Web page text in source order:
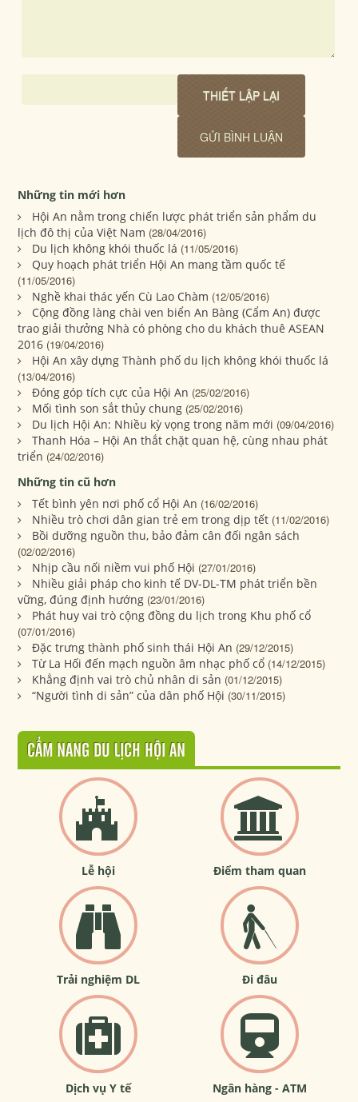
Những tin mới hơn
Hội An nằm trong chiến lược phát triển sản phẩm du
lịch đô thị của Việt Nam (28/04/2016)
Du lịch không khói thuốc lá (11/05/2016)
Quy hoạch phát triển Hội An mang tầm quốc tế
(11/05/2016)
Nghề khai thác yến Cù Lao Chàm (12/05/2016)
Cộng đồng làng chài ven biển An Bàng (Cẩm An) được
trao giải thưởng Nhà có phòng cho du khách thuê ASEAN
2016 (19/04/2016)
Hội An xây dựng Thành phố du lịch không khói thuốc lá
(13/04/2016)
Đóng góp tích cực của Hội An (25/02/2016)
Mối tình son sắt thủy chung (25/02/2016)
Du lịch Hội An: Nhiều kỳ vọng trong năm mới (09/04/2016)
Thanh Hóa – Hội An thắt chặt quan hệ, cùng nhau phát
triển (24/02/2016)
Những tin cũ hơn
Tết bình yên nơi phố cổ Hội An (16/02/2016)
Nhiều trò chơi dân gian trẻ em trong dịp tết (11/02/2016)
Bồi dưỡng nguồn thu, bảo đảm cân đối ngân sách
(02/02/2016)
Nhịp cầu nối niềm vui phố Hội (27/01/2016)
Nhiều giải pháp cho kinh tế DV-DL-TM phát triển bền
vững, đúng định hướng (23/01/2016)
Phát huy vai trò cộng đồng du lịch trong Khu phố cổ
(07/01/2016)
Đặc trưng thành phố sinh thái Hội An (29/12/2015)
Từ La Hối đến mạch nguồn âm nhạc phố cổ (14/12/2015)
Khẳng định vai trò chủ nhân di sản (01/12/2015)
“Người tình di sản” của dân phố Hội (30/11/2015)
CẨM NANG DU LỊCH HỘI AN
Lễ hội Điểm tham quan
Trải nghiệm DL Đi đâu
Dịch vụ Y tế Ngân hàng - ATM